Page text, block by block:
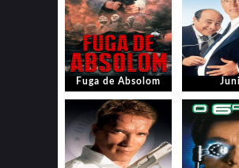
Fuga de Absolom